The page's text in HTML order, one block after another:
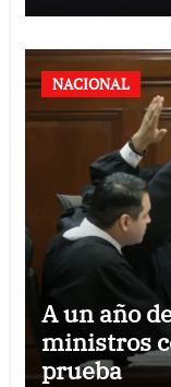
NACIONAL
A un año
ministros
prueba